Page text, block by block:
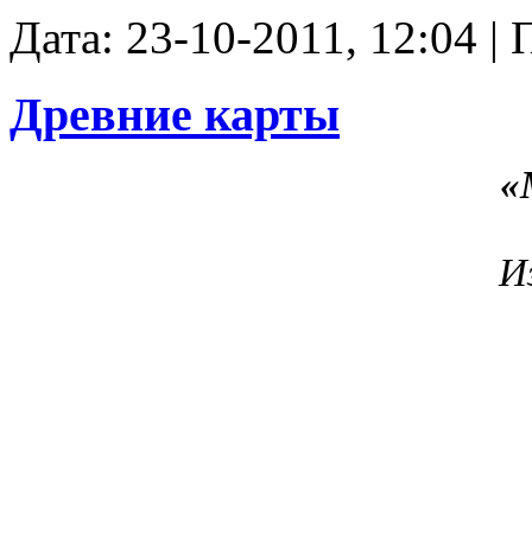
Дата: 23-10-2011, 12:04 |
Древние карты